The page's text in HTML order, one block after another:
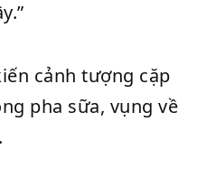
cảnh tượng cặp
pha sữa, vụng về